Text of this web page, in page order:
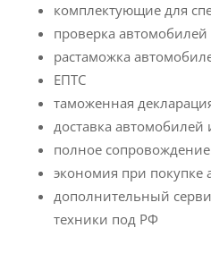
комплектующие для
проверка автомобилей
растаможка
ЕПТС
таможенная
доставка автомобилей
полное
экономия при покупке
дополнительный
техники под РФ